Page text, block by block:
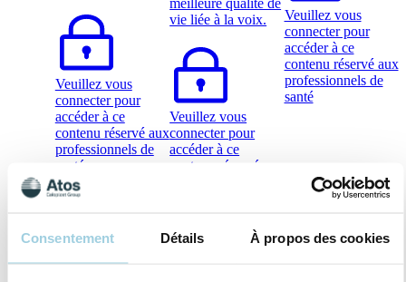
Consentement Détails À propos des cookies
Veuillez vous
connecter pour
accéder à ce
contenu réservé aux
professionnels de
santé
vie liée à la voix.
Veuillez vous
connecter pour
accéder à ce
contenu réservé aux
Veuillez vous
connecter pour
accéder à ce
contenu réservé aux
professionnels de
santé
Qu'est-ce que